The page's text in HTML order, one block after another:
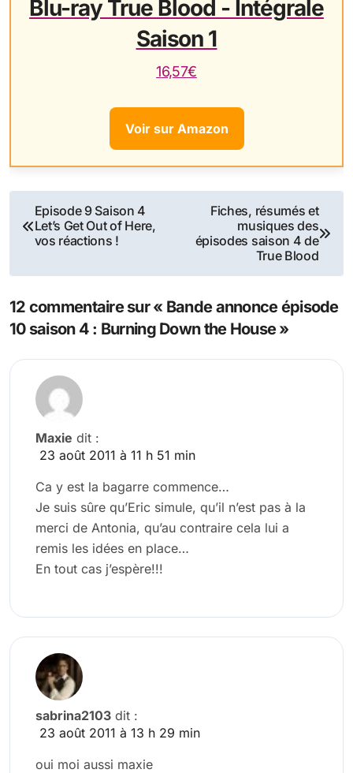
Blu-ray True Blood - Intégrale
Saison 1
16,57€
Voir sur Amazon
Navigation
de
l’article
Episode 9 Saison 4
Let’s Get Out of Here,
vos réactions !
Fiches, résumés et
musiques des
épisodes saison 4 de
True Blood
12 commentaire sur « Bande annonce épisode
10 saison 4 : Burning Down the House »
Maxie dit :
23 août 2011 à 11 h 51 min
Ca y est la bagarre commence…
Je suis sûre qu’Eric simule, qu’il n’est pas à la
merci de Antonia, qu’au contraire cela lui a
remis les idées en place…
En tout cas j’espère!!!
sabrina2103 dit :
23 août 2011 à 13 h 29 min
oui moi aussi maxie